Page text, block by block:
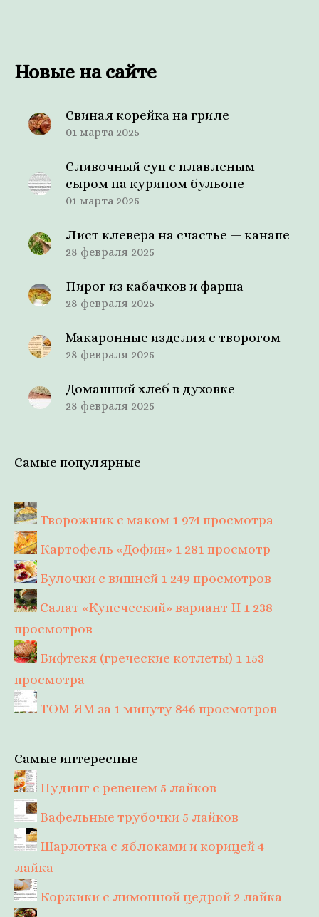
Новые на сайте
Свиная корейка на гриле
01 марта 2025
Сливочный суп с плавленым
сыром на курином бульоне
01 марта 2025
Лист клевера на счастье — канапе
28 февраля 2025
Пирог из кабачков и фарша
28 февраля 2025
Макаронные изделия с творогом
28 февраля 2025
Домашний хлеб в духовке
28 февраля 2025
Самые популярные
Творожник с маком 1 974 просмотра
Картофель «Дофин» 1 281 просмотр
Булочки с вишней 1 249 просмотров
Салат «Купеческий» вариант II 1 238
просмотров
Бифтекя (греческие котлеты) 1 153
просмотра
ТОМ ЯМ за 1 минуту 846 просмотров
Самые интересные
Пудинг с ревенем 5 лайков
Вафельные трубочки 5 лайков
Шарлотка с яблоками и корицей4
лайка
Коржики с лимонной цедрой 2 лайка